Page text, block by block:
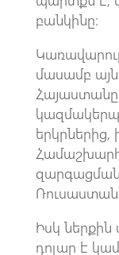
բանկինը։
մասամբ
Հայաստանը
երկրներից,
Իսկ
դոլար է